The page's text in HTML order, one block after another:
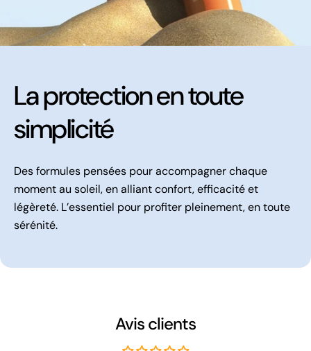
La protection en toute
simplicité
Des formules pensées pour accompagner chaque
moment au soleil, en alliant confort, efficacité et
légèreté. L’essentiel pour profiter pleinement, en toute
sérénité.
Avis clients